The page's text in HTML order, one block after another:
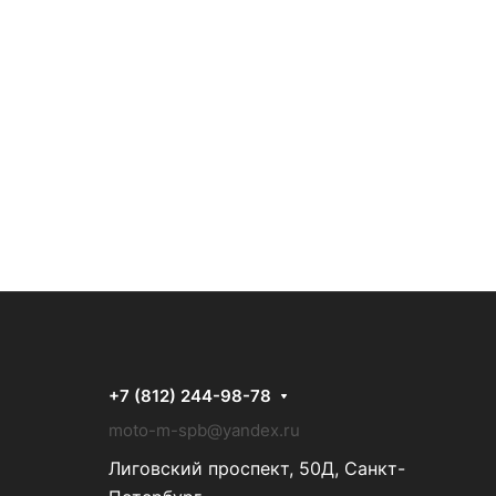
+7 (812) 244-98-78
moto-m-spb@yandex.ru
Лиговский проспект, 50Д, Санкт-